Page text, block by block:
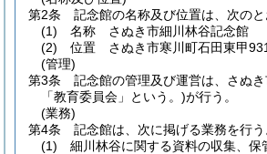
第2条
記念館の名称及び位置は、次のと
(1)
名称 さぬき市細川林谷記念館
(2)
位置 さぬき市寒川町石田東甲
(管理)
第3条
記念館の管理及び運営は、さぬ
「教育委員会」という。)が行う。
(業務)
第4条
記念館は、次に掲げる業務を行う
(1)
細川林谷に関する資料の収集、保